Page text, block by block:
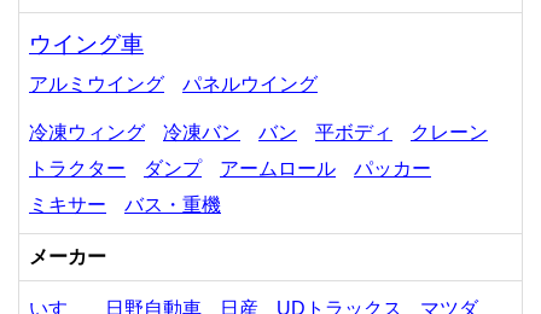
ウイング車
アルミウイング パネルウイング
冷凍ウィング 冷凍バン バン 平ボディ
クレーン
トラクター
ダンプ アームロール
パッカー
ミキサー
バス・重機
メーカー
いすゞ 日野自動車 日産 UDトラックス マツダ